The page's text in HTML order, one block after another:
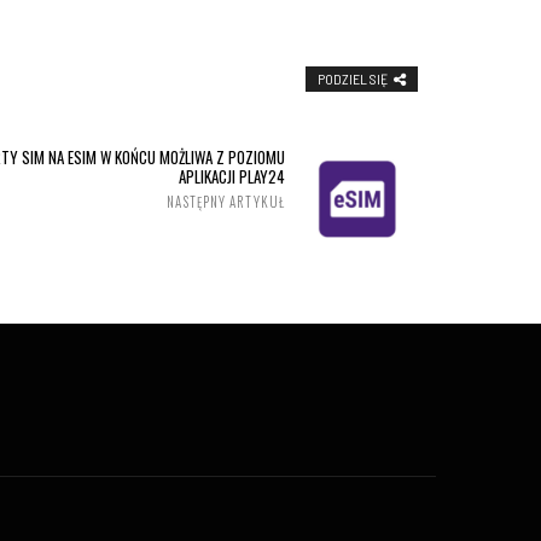
PODZIEL SIĘ
SIM NA ESIM W KOŃCU MOŻLIWA Z POZIOMU
APLIKACJI PLAY24
NASTĘPNY ARTYKUŁ